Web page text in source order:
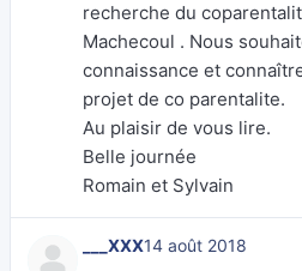
recherche du
Machecoul . Nous
connaissance et
projet de co parentalite.
Au plaisir de vous lire.
Belle journée
Romain et Sylvain
___XXX14 août 2018